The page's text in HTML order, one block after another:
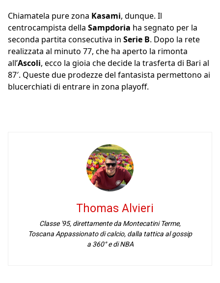
Chiamatela pure zona Kasami, dunque. Il
centrocampista della Sampdoria ha segnato per la
seconda partita consecutiva in Serie B. Dopo la rete
realizzata al minuto 77, che ha aperto la rimonta
all’Ascoli, ecco la gioia che decide la trasferta di Bari al
87′. Queste due prodezze del fantasista permettono ai
blucerchiati di entrare in zona playoff.
Thomas Alvieri
Classe '95, direttamente da Montecatini Terme,
Toscana Appassionato di calcio, dalla tattica al gossip
a 360° e di NBA